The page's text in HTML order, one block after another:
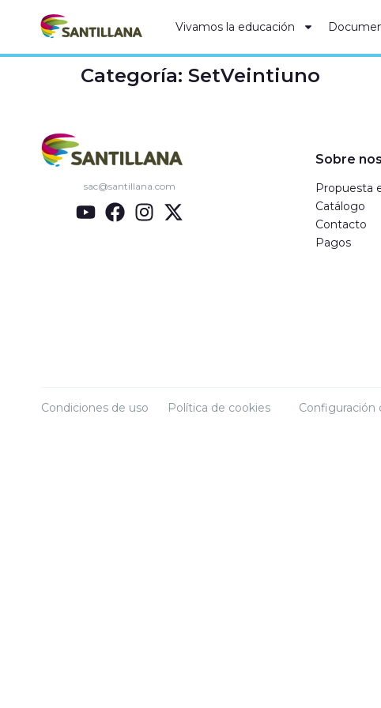
Vivamos la educación
Categoría: SetVeintiuno
sac@santillana.com
Sobre
Propuesta
Catálogo
Contacto
Pagos
Condiciones de uso Política de cookies Configuración